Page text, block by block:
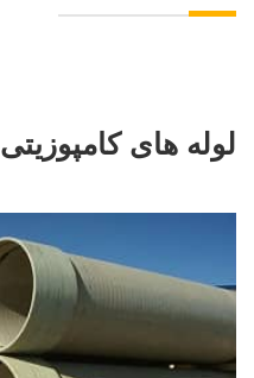
لوله های کامپوزیتی